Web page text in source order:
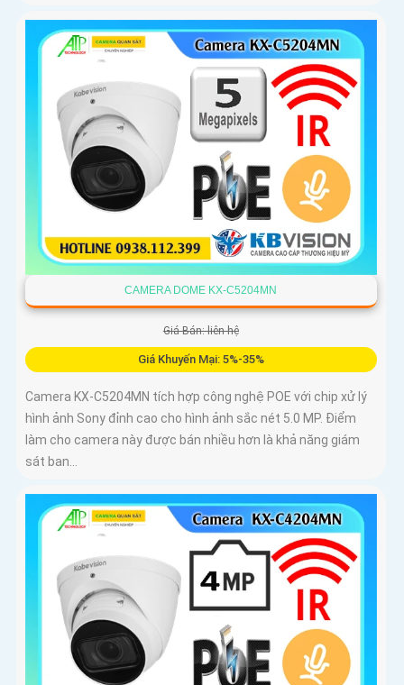
CAMERA DOME KX-C5204MN
Giá Bán: liên hệ
Giá Khuyến Mại: 5%-35%
Camera KX-C5204MN tích hợp công nghệ POE với chip xử lý
hình ảnh Sony đỉnh cao cho hình ảnh sắc nét 5.0 MP. Điểm
làm cho camera này được bán nhiều hơn là khả năng giám
sát ban...